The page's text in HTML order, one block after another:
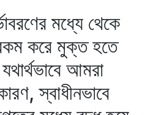
মধ্যে থেকে
করে মুক্ত হতে
আমরা
স্বাধীনভাবে